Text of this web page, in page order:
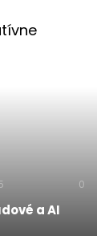
0
a AI